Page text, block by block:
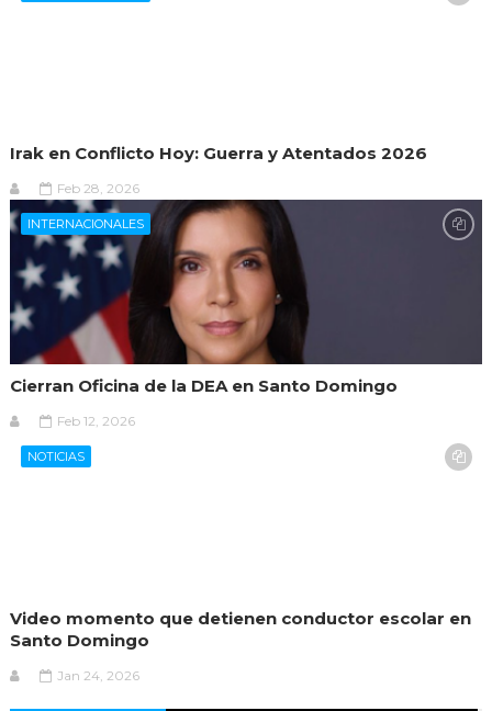
Irak en Conflicto Hoy: Guerra y Atentados 2026
Feb 28, 2026
INTERNACIONALES
Cierran Oficina de la DEA en Santo Domingo
Feb 12, 2026
NOTICIAS
Video momento que detienen conductor escolar en
Santo Domingo
Jan 24, 2026